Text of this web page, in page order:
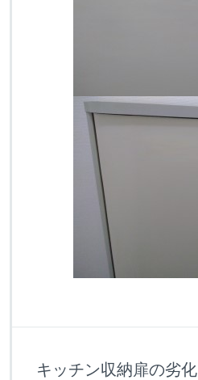
キッチン収納扉の劣化